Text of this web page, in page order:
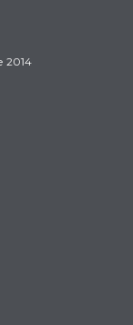
2014